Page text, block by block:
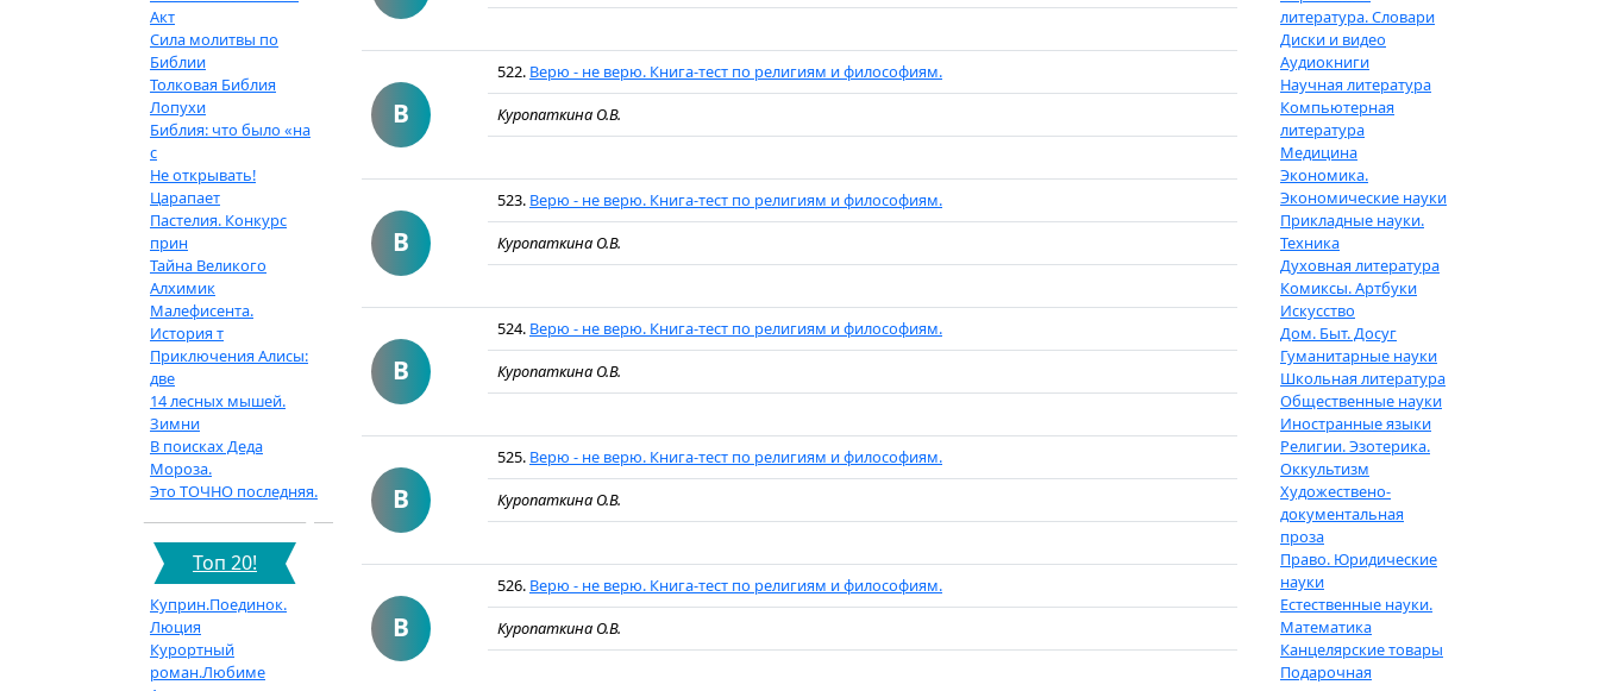
Акт
Сила молитвы по
Библии
Толковая Библия
Лопухи
Библия: что было «на
с
Не открывать!
Царапает
Пастелия. Конкурс
прин
Тайна Великого
Алхимик
Малефисента.
История т
Приключения Алисы:
две
14 лесных мышей.
Зимни
В поисках Деда
Мороза.
Это ТОЧНО последняя.
Топ 20!
Куприн.Поединок.
Люция
Курортный
роман.Любиме
В
522. Верю - не верю. Книга-тест по религиям и философиям.
Куропаткина О.В.
В
523. Верю - не верю. Книга-тест по религиям и философиям.
Куропаткина О.В.
В
524. Верю - не верю. Книга-тест по религиям и философиям.
Куропаткина О.В.
В
525. Верю - не верю. Книга-тест по религиям и философиям.
Куропаткина О.В.
В
526. Верю - не верю. Книга-тест по религиям и философиям.
Куропаткина О.В.
литература. Словари
Диски и видео
Аудиокниги
Научная литература
Компьютерная
литература
Медицина
Экономика.
Экономические науки
Прикладные науки.
Техника
Духовная литература
Комиксы. Артбуки
Искусство
Дом. Быт. Досуг
Гуманитарные науки
Школьная литература
Общественные науки
Иностранные языки
Религии. Эзотерика.
Оккультизм
Художествено-
документальная
проза
Право. Юридические
науки
Естественные науки.
Математика
Канцелярские товары
Подарочная